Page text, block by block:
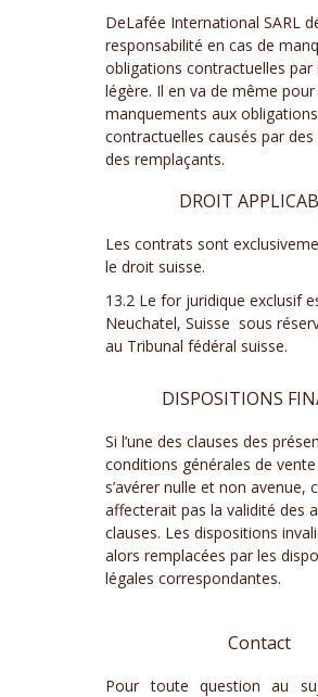
DeLafée International SARL
responsabilité en cas de
obligations contractuelles par
légère. Il en va de même pour
manquements aux obligations
contractuelles causés par des
des remplaçants.
DROIT
Les contrats sont
le droit suisse.
13.2 Le for juridique exclusif
Neuchatel, Suisse sous
au Tribunal fédéral suisse.
DISPOSITIONS
Si l’une des clauses des
conditions générales de
s’avérer nulle et non avenue,
affecterait pas la validité des
clauses. Les dispositions
alors remplacées par les
légales correspondantes.
Contact
Pour toute question au